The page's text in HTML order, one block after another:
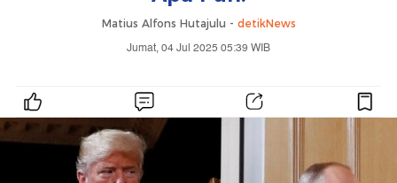
Matius Alfons Hutajulu - detikNews
Jumat, 04 Jul 2025 05:39 WIB